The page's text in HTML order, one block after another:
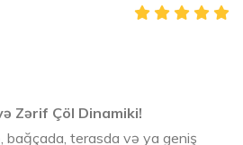
Zərif Çöl Dinamiki!
bağçada, terasda və ya geniş